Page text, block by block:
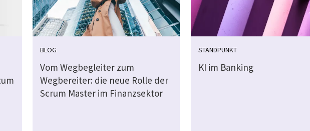
BLOG
Vom Wegbegleiter zum
Wegbereiter: die neue Rolle der
Scrum Master im Finanzsektor
STANDPUNKT
KI im Banking